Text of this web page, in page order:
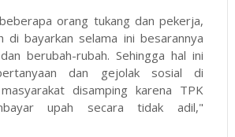
orang tukang dan pekerja,
di bayarkan selama ini besarannya
berubah-rubah. Sehingga hal ini
dan gejolak sosial di
disamping karena TPK
upah secara tidak adil,"